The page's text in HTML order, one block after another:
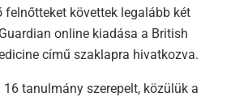
felnőtteket követtek legalább két
online kiadása a British
című szaklapra hivatkozva.
16 tanulmány szerepelt, közülük a